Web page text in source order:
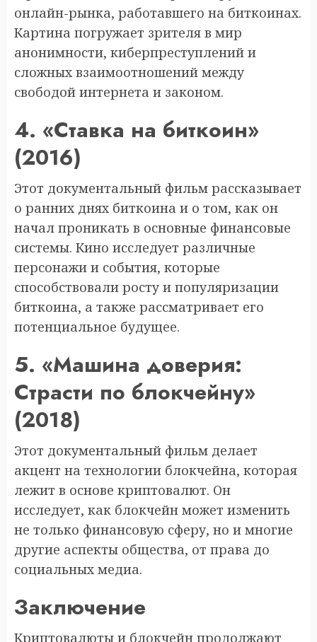
онлайн-рынка, работавшего на биткоинах.
Картина погружает зрителя в мир
анонимности, киберпреступлений и
сложных взаимоотношений между
свободой интернета и законом.
4. «Ставка на биткоин»
(2016)
Этот документальный фильм рассказывает
о ранних днях биткоина и о том, как он
начал проникать в основные финансовые
системы. Кино исследует различные
персонажи и события, которые
способствовали росту и популяризации
биткоина, а также рассматривает его
потенциальное будущее.
5. «Машина доверия:
Страсти по блокчейну»
(2018)
Этот документальный фильм делает
акцент на технологии блокчейна, которая
лежит в основе криптовалют. Он
исследует, как блокчейн может изменить
не только финансовую сферу, но и многие
другие аспекты общества, от права до
социальных медиа.
Заключение
Криптовалюты и блокчейн продолжают